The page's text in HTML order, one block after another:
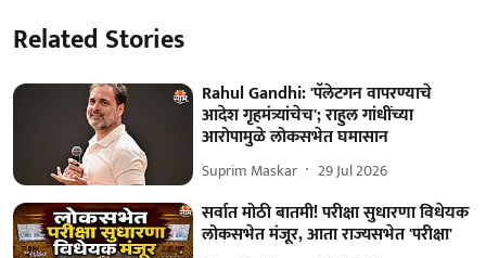
Related Stories
Rahul Gandhi: 'पॅलेटगन वापरण्याचे
आदेश गृहमंत्र्यांचेच'; राहुल गांधींच्या
आरोपामुळे लोकसभेत घमासान
Suprim Maskar 29 Jul 2026
सर्वात मोठी बातमी! परीक्षा सुधारणा विधेयक
लोकसभेत मंजूर, आता राज्यसभेत 'परीक्षा'